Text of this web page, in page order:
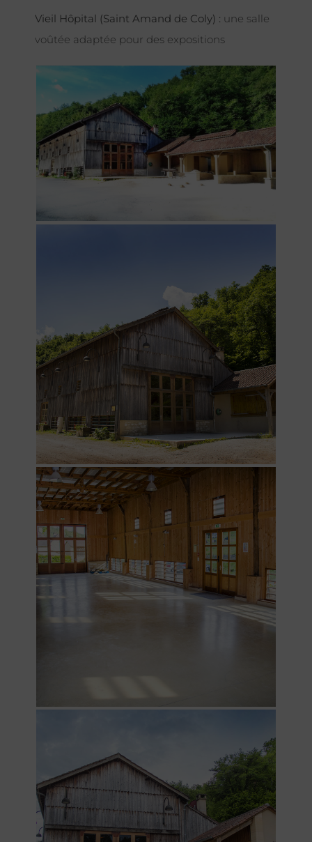
Vieil Hôpital (Saint Amand de Coly) : une salle
voûtée adaptée pour des expositions